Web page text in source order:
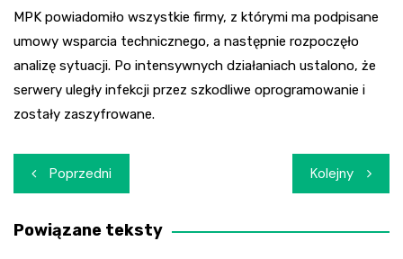
MPK powiadomiło wszystkie firmy, z którymi ma podpisane
umowy wsparcia technicznego, a następnie rozpoczęło
analizę sytuacji. Po intensywnych działaniach ustalono, że
serwery uległy infekcji przez szkodliwe oprogramowanie i
zostały zaszyfrowane.
Nawigacja
wpisu
Poprzedni Kolejny
Powiązane teksty